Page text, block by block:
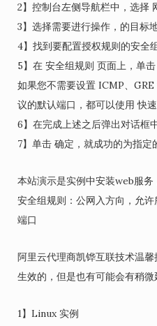
2】控制台左侧导航栏中，选择
3】选择需要进行操作，的目标
4】找到要配置授权规则的安全
5】在 安全组规则 页面上，单
如果您不需要设置 ICMP、
议的默认端口，都可以使用 快
6】在完成上述之后弹出对话框
7】单击 确定，就成功的为指
本站演示是实例中安装web服
安全组规则：公网入方向，允
端口
阿里云代理商凯铧互联技术温
生效的，但是也有可能会有稍微
1】Linux 实例